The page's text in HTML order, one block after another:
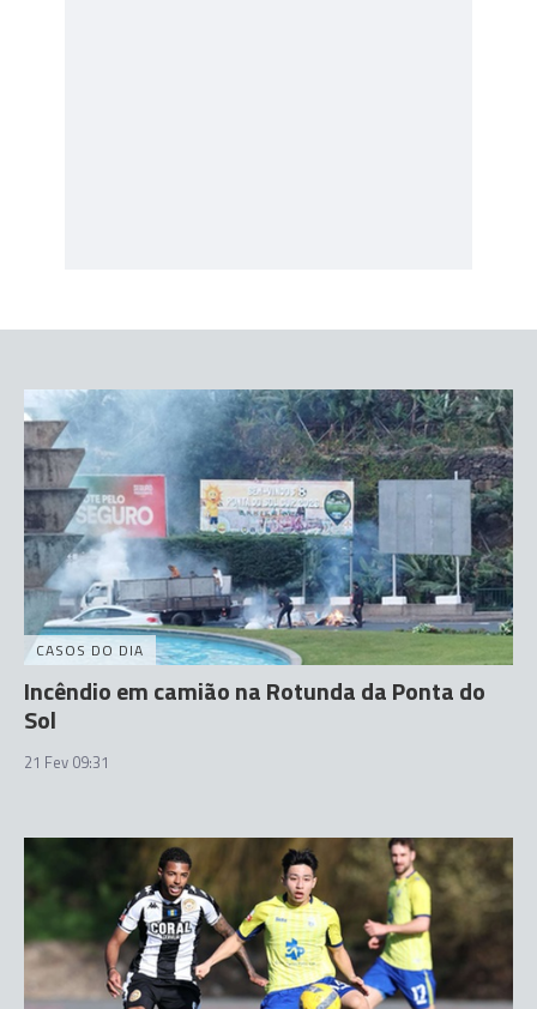
CASOS DO DIA
Incêndio em camião na Rotunda da Ponta do
Sol
21 Fev 09:31